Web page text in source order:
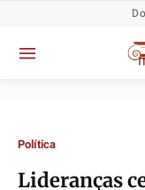
Política
Lideranças